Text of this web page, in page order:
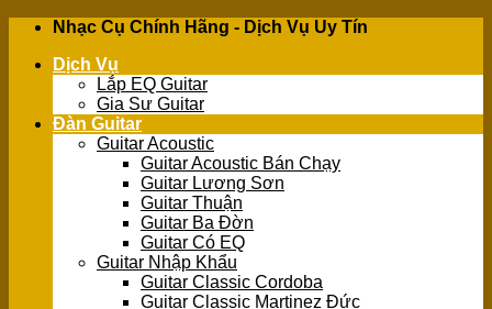
Skip
content
Nhạc Cụ Chính Hãng - Dịch Vụ Uy Tín
Dịch Vụ
Lắp EQ Guitar
Gia Sư Guitar
Đàn Guitar
Guitar Acoustic
Guitar Acoustic Bán Chạy
Guitar Lương Sơn
Guitar Thuận
Guitar Ba Đờn
Guitar Có EQ
Guitar Nhập Khẩu
Guitar Classic Cordoba
Guitar Classic Martinez Đức